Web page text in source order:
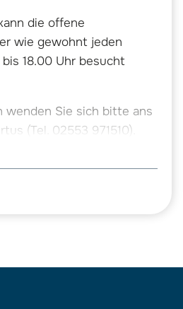
die offene
wie gewohnt jeden
18.00 Uhr besucht
wenden Sie sich bitte ans
(Tel. 02553 971510).